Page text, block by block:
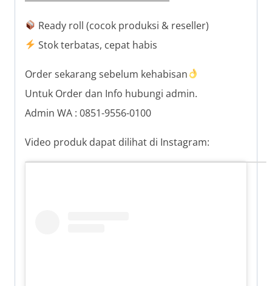
Ready roll (cocok produksi & reseller)
Stok terbatas, cepat habis
Order sekarang sebelum kehabisan
Untuk Order dan Info hubungi admin.
Admin WA : 0851-9556-0100
Video produk dapat dilihat di Instagram: